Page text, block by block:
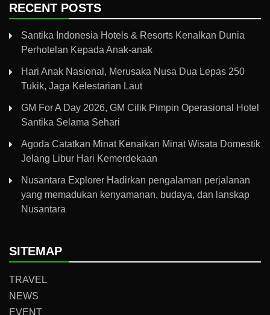
RECENT POSTS
Santika Indonesia Hotels & Resorts Kenalkan Dunia
Perhotelan Kepada Anak-anak
Hari Anak Nasional, Merusaka Nusa Dua Lepas 250
Tukik, Jaga Kelestarian Laut
GM For A Day 2026, GM Cilik Pimpin Operasional Hotel
Santika Selama Sehari
Agoda Catatkan Minat Kenaikan Minat Wisata Domestik
Jelang Libur Hari Kemerdekaan
Nusantara Explorer Hadirkan pengalaman perjalanan
yang memadukan kenyamanan, budaya, dan lanskap
Nusantara
SITEMAP
TRAVEL
NEWS
EVENT